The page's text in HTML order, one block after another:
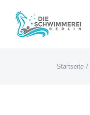
Zum
Inhalt
Startseite